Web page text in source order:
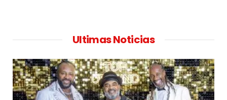
Ultimas Noticias